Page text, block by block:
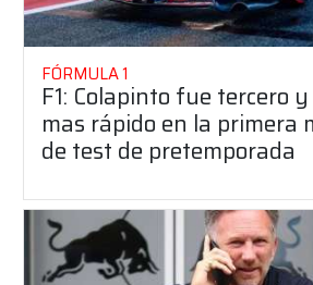
FÓRMULA 1
F1: Colapinto fue tercero
mas rápido en la primera
de test de pretemporada